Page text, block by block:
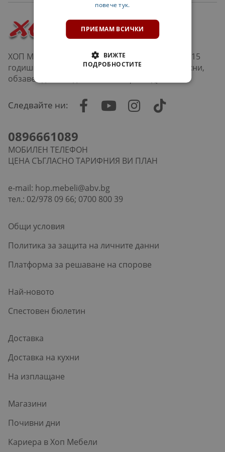
ХОП Мебели е верига магазини в София и над 15
годишна история в продажбата на мебели, кухни,
обзавеждане за дневна, хол, офис и др.
Следвайте ни:
0896661089
МОБИЛЕН ТЕЛЕФОН
ЦЕНА СЪГЛАСНО ТАРИФНИЯ ВИ ПЛАН
e-mail: hop.mebeli@abv.bg
тел.: 02/978 09 66; 0700 800 39
Общи условия
Политика за защита на личните данни
Платформа за решаване на спорове
Най-новото
Спестовен бюлетин
Доставка
Доставка на кухни
На изплащане
Магазини
Почивни дни
Кариера в Хоп Мебели
повече тук.
ПРИЕМАМ ВСИЧКИ
ВИЖТЕ
ПОДРОБНОСТИТЕ